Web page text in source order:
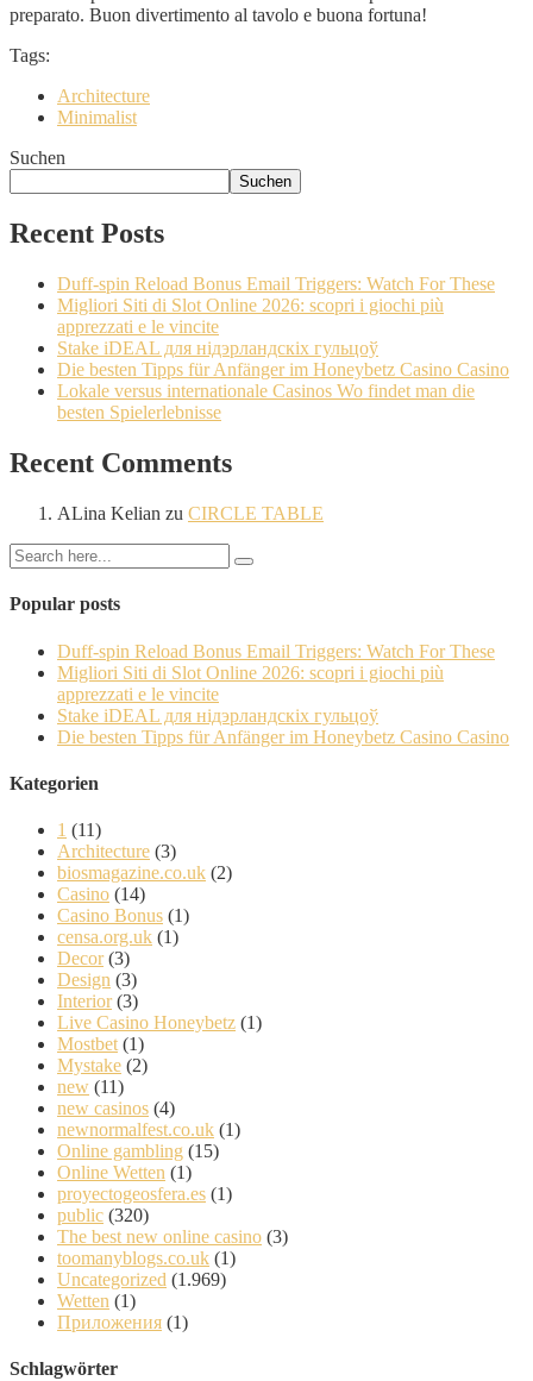
preparato. Buon divertimento al tavolo e buona fortuna!
Tags:
Architecture
Minimalist
Suchen
Suchen
Recent Posts
Duff-spin Reload Bonus Email Triggers: Watch For These
Migliori Siti di Slot Online 2026: scopri i giochi più
apprezzati e le vincite
Stake iDEAL для нідэрландскіх гульцоў
Die besten Tipps für Anfänger im Honeybetz Casino Casino
Lokale versus internationale Casinos Wo findet man die
besten Spielerlebnisse
Recent Comments
ALina Kelian zu CIRCLE TABLE
Popular posts
Duff-spin Reload Bonus Email Triggers: Watch For These
Migliori Siti di Slot Online 2026: scopri i giochi più
apprezzati e le vincite
Stake iDEAL для нідэрландскіх гульцоў
Die besten Tipps für Anfänger im Honeybetz Casino Casino
Kategorien
1 (11)
Architecture (3)
biosmagazine.co.uk (2)
Casino (14)
Casino Bonus (1)
censa.org.uk (1)
Decor(3)
Design (3)
Interior(3)
Live Casino Honeybetz (1)
Mostbet (1)
Mystake (2)
new (11)
new casinos (4)
newnormalfest.co.uk (1)
Online gambling (15)
Online Wetten (1)
proyectogeosfera.es (1)
public (320)
The best new online casino (3)
toomanyblogs.co.uk (1)
Uncategorized (1.969)
Wetten (1)
Приложения (1)
Schlagwörter